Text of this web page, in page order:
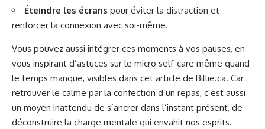
Éteindre les écrans pour éviter la distraction et
renforcer la connexion avec soi-même.
Vous pouvez aussi intégrer ces moments à vos pauses, en
vous inspirant d’astuces sur le micro self-care même quand
le temps manque, visibles dans cet article de Billie.ca. Car
retrouver le calme par la confection d’un repas, c’est aussi
un moyen inattendu de s’ancrer dans l’instant présent, de
déconstruire la charge mentale qui envahit nos esprits.